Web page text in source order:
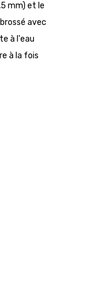
mm) et le
avec
à l'eau
à la fois